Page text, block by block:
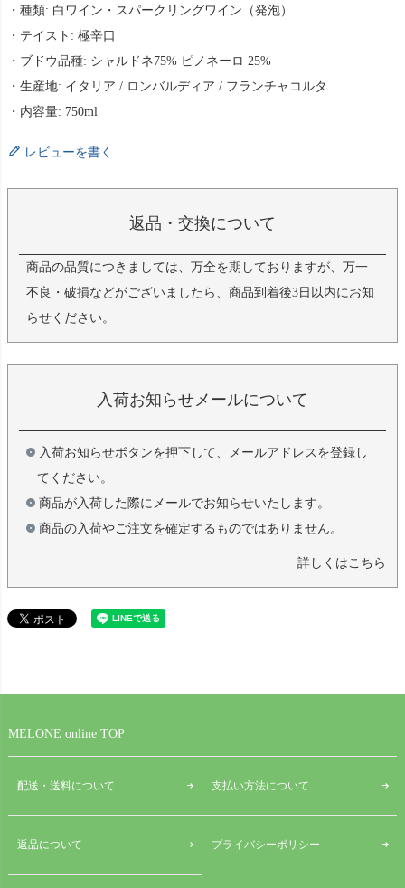
・種類: 白ワイン・スパークリングワイン（発泡）
・テイスト: 極辛口
・ブドウ品種: シャルドネ75% ピノネーロ 25%
・生産地: イタリア / ロンバルディア / フランチャコルタ
・内容量: 750ml
レビューを書く
返品・交換について
商品の品質につきましては、万全を期しておりますが、万一
不良・破損などがございましたら、商品到着後3日以内にお知
らせください。
入荷お知らせメールについて
入荷お知らせボタンを押下して、メールアドレスを登録し
てください。
商品が入荷した際にメールでお知らせいたします。
商品の入荷やご注文を確定するものではありません。
詳しくはこちら
MELONE online TOP
配送・送料について 支払い方法について
返品について プライバシーポリシー